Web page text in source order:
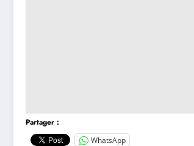
Partager :
WhatsApp